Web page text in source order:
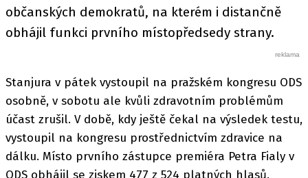
občanských demokratů, na kterém i distančně
obhájil funkci prvního místopředsedy strany.
Stanjura v pátek vystoupil na pražském kongresu ODS
osobně, v sobotu ale kvůli zdravotním problémům
účast zrušil. V době, kdy ještě čekal na výsledek testu,
vystoupil na kongresu prostřednictvím zdravice na
dálku. Místo prvního zástupce premiéra Petra Fialy v
ODS obhájil se ziskem 477 z 524 platných hlasů.